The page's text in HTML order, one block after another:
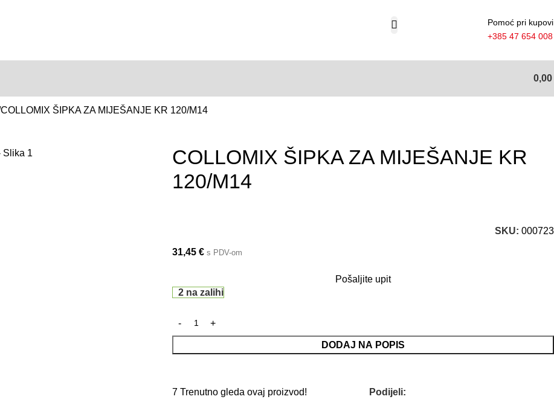
Pomoć pri
+385 47 654 008
0,00
COLLOMIX ŠIPKA ZA MIJEŠANJE KR 120/M14
COLLOMIX ŠIPKA ZA MIJEŠANJE KR
120/M14
SKU: 000723
31,45 € s PDV-om
Pošaljite upit
2 na zalihi
DODAJ NA POPIS
7 Trenutno gleda ovaj proizvod! Podijeli: